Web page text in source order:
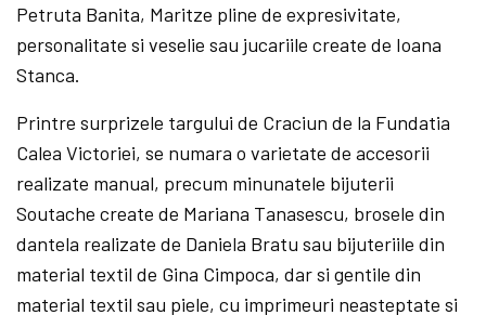
Petruta Banita, Maritze pline de expresivitate,
personalitate si veselie sau jucariile create de Ioana
Stanca.
Printre surprizele targului de Craciun de la Fundatia
Calea Victoriei, se numara o varietate de accesorii
realizate manual, precum minunatele bijuterii
Soutache create de Mariana Tanasescu, brosele din
dantela realizate de Daniela Bratu sau bijuteriile din
material textil de Gina Cimpoca, dar si gentile din
material textil sau piele, cu imprimeuri neasteptate si